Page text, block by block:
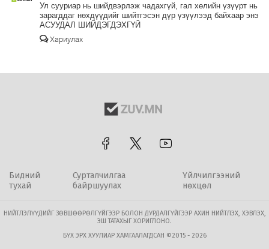
Ул сууриар нь шийдвэрлэж чадахгүй, гал хөлийн үзүүрт нь
зарагддаг нөхдүүдийг шийтгэсэн дүр үзүүлээд байхаар энэ
АСУУДАЛ ШИЙДЭГДЭХГҮЙ
Хариулах
Бидний
тухай
Сурталчилгаа
байршуулах
Үйлчилгээний
нөхцөл
НИЙТЛЭЛҮҮДИЙГ ЗӨВШӨӨРӨЛГҮЙГЭЭР БОЛОН ДУРДАЛГҮЙГЭЭР АХИН НИЙТЛЭХ, ХЭВЛЭХ,
ЭШ ТАТАХЫГ ХОРИГЛОНО.
БҮХ ЭРХ ХУУЛИАР ХАМГААЛАГДСАН ©2015 - 2026